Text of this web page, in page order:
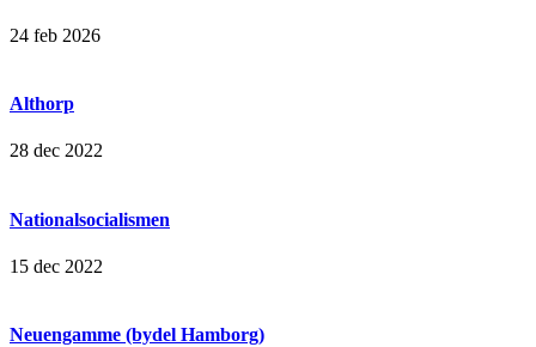
24 feb 2026
Althorp
28 dec 2022
Nationalsocialismen
15 dec 2022
Neuengamme (bydel Hamborg)